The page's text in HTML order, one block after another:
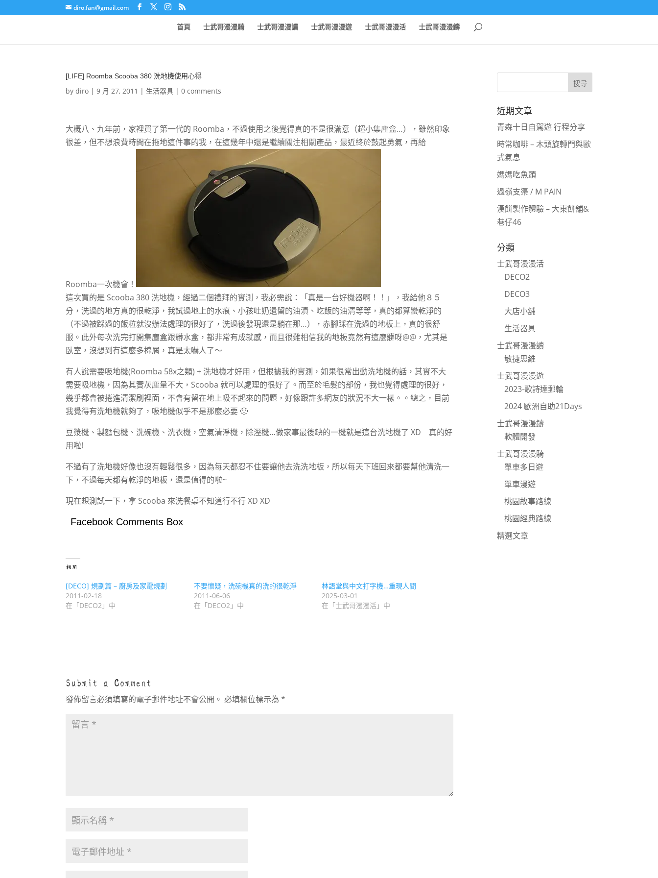
diro.fan@gmail.com
首頁 士武哥漫漫騎 士武哥漫漫讀 士武哥漫漫遊 士武哥漫漫活 士武哥漫漫鑄
[LIFE] Roomba Scooba 380 洗地機使用心得
bydiro |9 月 27, 2011 | 生活器具 |0 comments
大概八、九年前，家裡買了第一代的 Roomba，不過使用之後覺得真的不是很滿意（超小集塵盒…），雖然印象
很差，但不想浪費時間在拖地這件事的我，在這幾年中還是繼續關注相關產品，最近終於鼓起勇氣，再給
Roomba一次機會！
這次買的是 Scooba 380 洗地機，經過二個禮拜的實測，我必需說：「真是一台好機器啊！！」，我給他８５
分，洗過的地方真的很乾淨，我試過地上的水痕、小孩吐奶遺留的油漬、吃飯的油清等等，真的都算蠻乾淨的
（不過被踩過的飯粒就沒辦法處理的很好了，洗過後發現還是躺在那…），赤腳踩在洗過的地板上，真的很舒
服。此外每次洗完打開集塵盒跟髒水盒，都非常有成就感，而且很難相信我的地板竟然有這麼髒呀@@，尤其是
臥室，沒想到有這麼多棉屑，真是太嚇人了～
有人說需要吸地機(Roomba 58x之類) + 洗地機才好用，但根據我的實測，如果很常出動洗地機的話，其實不大
需要吸地機，因為其實灰塵量不大，Scooba 就可以處理的很好了。而至於毛髮的部份，我也覺得處理的很好，
幾乎都會被捲進清潔刷裡面，不會有留在地上吸不起來的問題，好像跟許多網友的狀況不大一樣。。總之，目前
我覺得有洗地機就夠了，吸地機似乎不是那麼必要 🙂
豆漿機、製麵包機、洗碗機、洗衣機，空氣清淨機，除溼機…做家事最後缺的一機就是這台洗地機了 XD 真的好
用啦!
不過有了洗地機好像也沒有輕鬆很多，因為每天都忍不住要讓他去洗洗地板，所以每天下班回來都要幫他清洗一
下，不過每天都有乾淨的地板，還是值得的啦~
現在想測試一下，拿 Scooba 來洗餐桌不知道行不行 XD XD
Facebook Comments Box
相關
[DECO] 規劃篇 – 廚房及家電規劃
2011-02-18
在「DECO2」中
不要懷疑，洗碗機真的洗的很乾淨
2011-06-06
在「DECO2」中
林語堂與中文打字機…重現人間
2025-03-01
在「士武哥漫漫活」中
Submit a Comment
發佈留言必須填寫的電子郵件地址不會公開。 必填欄位標示為*
近期文章
青森十日自駕遊 行程分享
時常咖啡 – 木頭旋轉門與歐
式氣息
媽媽吃魚頭
過嶺支渠 / M PAIN
漢餅製作體驗 – 大東餅舖&
巷仔46
分類
士武哥漫漫活
DECO2
DECO3
大店小舖
生活器具
士武哥漫漫讀
敏捷思維
士武哥漫漫遊
2023-歌詩達郵輪
2024 歐洲自助21Days
士武哥漫漫鑄
軟體開發
士武哥漫漫騎
單車多日遊
單車漫遊
桃園故事路線
桃園經典路線
精選文章